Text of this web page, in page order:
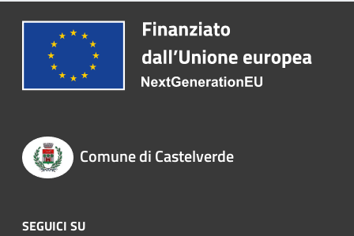
Comune di Castelverde
SEGUICI SU